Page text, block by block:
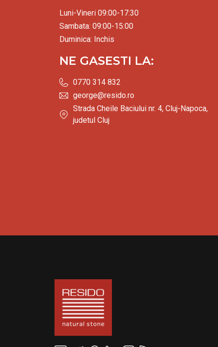
Luni-Vineri 09:00-17:30
Sambata: 09:00-15:00
Duminica: Inchis
NE GASESTI LA:
0770 314 832
george@resido.ro
Strada Cheile Baciului nr. 4, Cluj-Napoca,
judetul Cluj